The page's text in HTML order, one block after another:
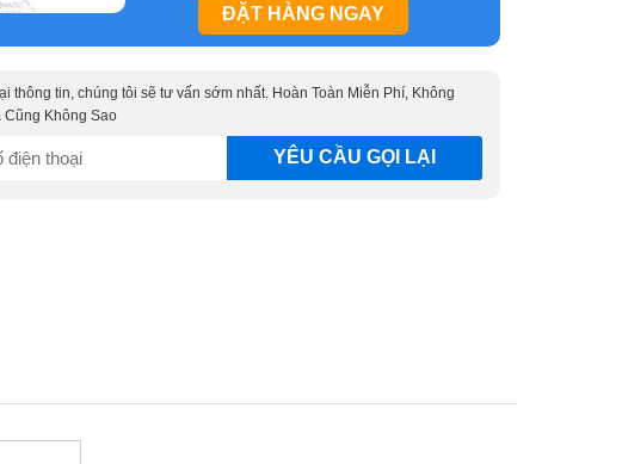
ĐẶT HÀNG NGAY
thông tin, chúng tôi sẽ tư vấn sớm nhất. Hoàn Toàn Miễn Phí, Không
Cũng Không Sao